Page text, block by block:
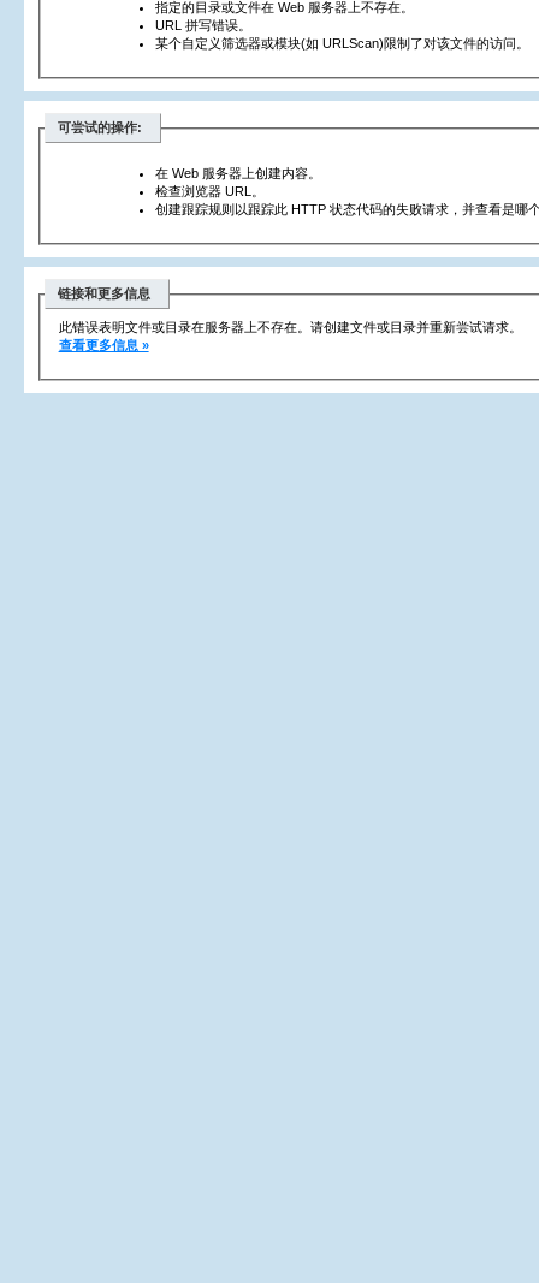
指定的目录或文件在 Web 服务器上不存在。
URL 拼写错误。
某个自定义筛选器或模块(如 URLScan)限制了对该文件的访问。
可尝试的操作:
在 Web 服务器上创建内容。
检查浏览器 URL。
创建跟踪规则以跟踪此 HTTP 状态代码的失败请求，并查看是哪
链接和更多信息
此错误表明文件或目录在服务器上不存在。请创建文件或目录并重新尝试请求。
查看更多信息 »